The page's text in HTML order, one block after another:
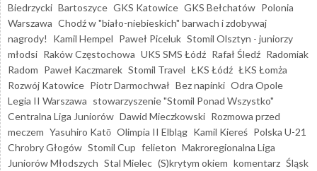
Biedrzycki Bartoszyce GKS Katowice GKS Bełchatów Polonia
Warszawa Chodź w "biało-niebieskich" barwach i zdobywaj
nagrody!
Kamil Hempel Paweł Piceluk Stomil Olsztyn - juniorzy
młodsi Raków Częstochowa UKS SMS Łódź Rafał Śledź Radomiak
Radom Paweł Kaczmarek Stomil Travel ŁKS Łódź ŁKS Łomża
Rozwój Katowice Piotr Darmochwał Bez napinki Odra Opole
Legia II Warszawa stowarzyszenie "Stomil Ponad Wszystko"
Centralna Liga Juniorów Dawid Mieczkowski Rozmowa przed
meczem Yasuhiro Katō Olimpia II Elbląg Kamil Kiereś Polska U-21
Chrobry Głogów Stomil Cup felieton Makroregionalna Liga
Juniorów Młodszych Stal Mielec (S)krytym okiem komentarz Śląsk